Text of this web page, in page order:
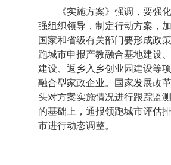
《实施方案》强调，要强
强组织领导，制定行动方案，加
国家和省级有关部门要形成政
跑城市申报产教融合基地建设
建设、返乡入乡创业园建设等
融合型家政企业。国家发展改
头对方案实施情况进行跟踪监
的基础上，通报领跑城市评估
市进行动态调整。